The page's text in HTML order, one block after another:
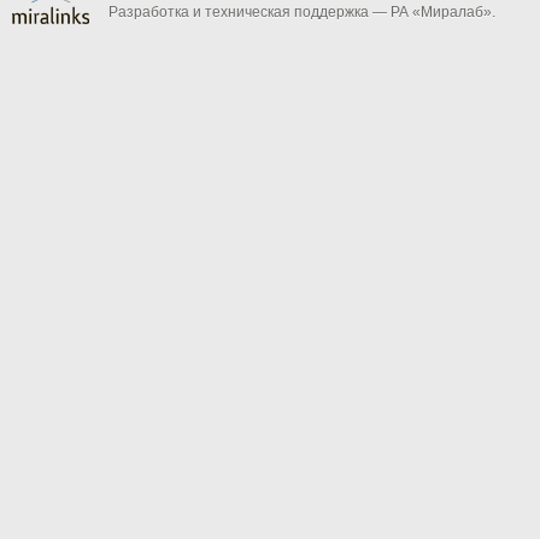
Разработка и техническая поддержка — РА «Миралаб».